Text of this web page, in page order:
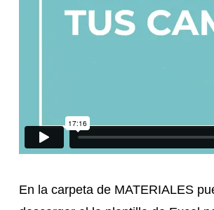
En la carpeta de MATERIALES